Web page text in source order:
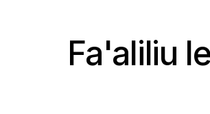
Fa'aliliu